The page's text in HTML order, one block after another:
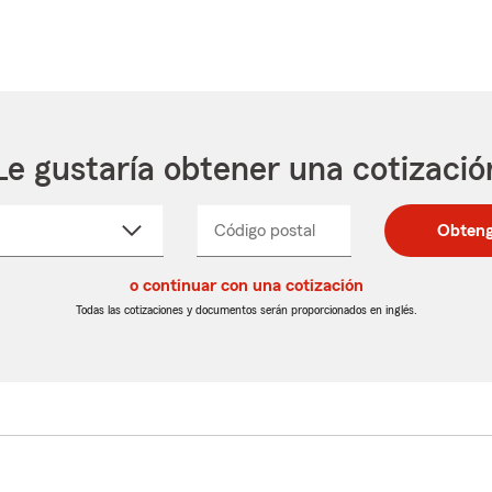
gustaría obtener una
Código postal
postal
de
postal
de
_____
o continuar con una cotización
Todas las cotizaciones y documentos serán proporcionados en inglés.